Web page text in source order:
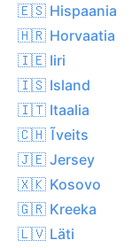
🇪🇸 Hispaania
🇭🇷 Horvaatia
🇮🇪 Iiri
🇮🇸 Island
🇮🇹 Itaalia
🇨🇭 Ĩveits
🇯🇪 Jersey
🇽🇰 Kosovo
🇬🇷 Kreeka
🇱🇻 Läti